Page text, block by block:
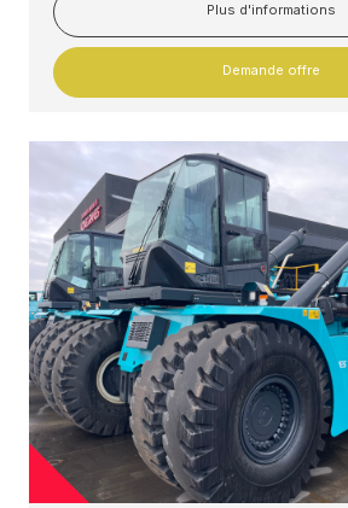
Plus d'informations
Demande offre